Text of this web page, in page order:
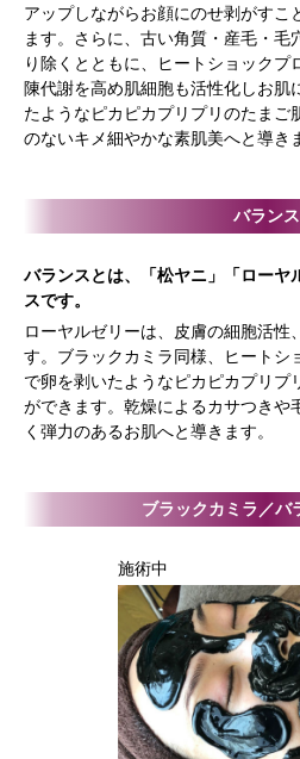
アップしながらお顔にのせ剥がすこ
ます。さらに、古い角質・産毛・毛
り除くとともに、ヒートショック
陳代謝を高め肌細胞も活性化しお肌
たようなピカピカプリプリのたまご
のないキメ細やかな素肌美へと導き
バランス
バランスとは、「松ヤニ」「ローヤ
スです。
ローヤルゼリーは、皮膚の細胞活性
す。ブラックカミラ同様、ヒートシ
で卵を剥いたようなピカピカプリプ
ができます。乾燥によるカサつきや
く弾力のあるお肌へと導きます。
ブラックカミラ／バ
施術中